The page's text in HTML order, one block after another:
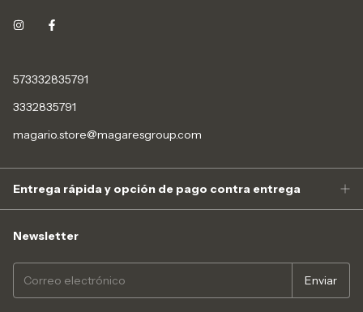
573332835791
3332835791
magario.store@magaresgroup.com
Entrega rápida y opción de pago contra entrega
Newsletter